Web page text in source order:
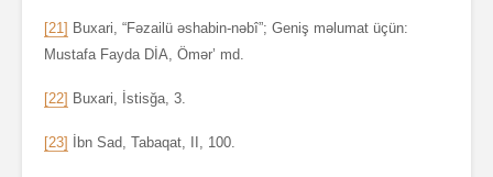
[21] Buxari, “Fəzailü əshabin-nəbî”; Geniş məlumat üçün:
Mustafa Fayda DİA, Ömər’ md.
[22] Buxari, İstisğa, 3.
[23] İbn Sad, Tabaqat, II, 100.